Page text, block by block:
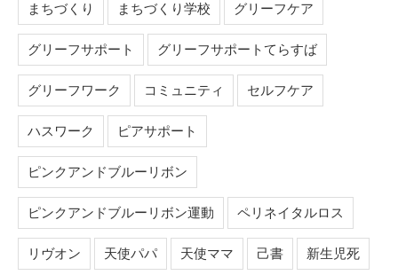
まちづくり まちづくり学校 グリーフケア
グリーフサポート グリーフサポートてらすば
グリーフワーク コミュニティ セルフケア
ハスワーク ピアサポート
ピンクアンドブルーリボン
ピンクアンドブルーリボン運動 ペリネイタルロス
リヴオン 天使パパ 天使ママ 己書 新生児死